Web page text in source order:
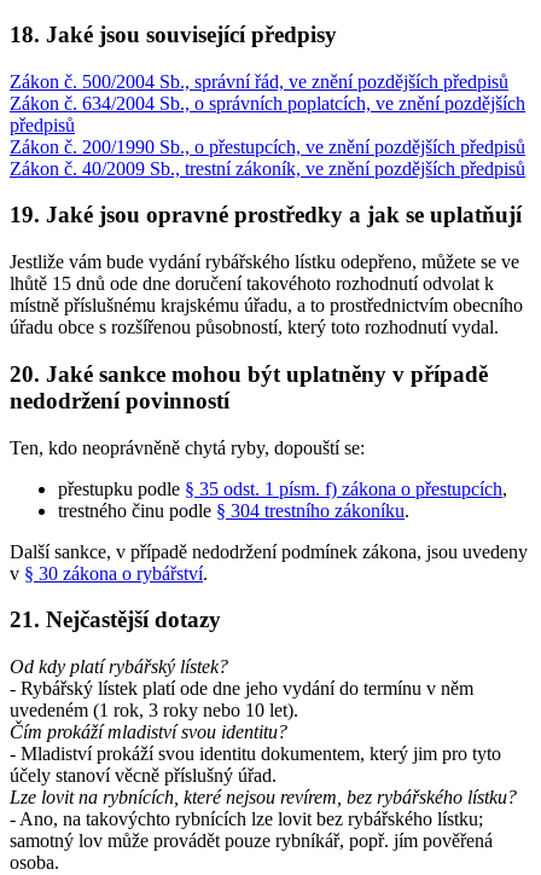
18. Jaké jsou související předpisy
Zákon č. 500/2004 Sb., správní řád, ve znění pozdějších předpisů
Zákon č. 634/2004 Sb., o správních poplatcích, ve znění pozdějších
předpisů
Zákon č. 200/1990 Sb., o přestupcích, ve znění pozdějších předpisů
Zákon č. 40/2009 Sb., trestní zákoník, ve znění pozdějších předpisů
19. Jaké jsou opravné prostředky a jak se uplatňují
Jestliže vám bude vydání rybářského lístku odepřeno, můžete se ve
lhůtě 15 dnů ode dne doručení takovéhoto rozhodnutí odvolat k
místně příslušnému krajskému úřadu, a to prostřednictvím obecního
úřadu obce s rozšířenou působností, který toto rozhodnutí vydal.
20. Jaké sankce mohou být uplatněny v případě
nedodržení povinností
Ten, kdo neoprávněně chytá ryby, dopouští se:
přestupku podle § 35 odst. 1 písm. f) zákona o přestupcích,
trestného činu podle § 304 trestního zákoníku.
Další sankce, v případě nedodržení podmínek zákona, jsou uvedeny
v § 30 zákona o rybářství.
21. Nejčastější dotazy
Od kdy platí rybářský lístek?
- Rybářský lístek platí ode dne jeho vydání do termínu v něm
uvedeném (1 rok, 3 roky nebo 10 let).
Čím prokáží mladiství svou identitu?
- Mladiství prokáží svou identitu dokumentem, který jim pro tyto
účely stanoví věcně příslušný úřad.
Lze lovit na rybnících, které nejsou revírem, bez rybářského lístku?
- Ano, na takovýchto rybnících lze lovit bez rybářského lístku;
samotný lov může provádět pouze rybníkář, popř. jím pověřená
osoba.